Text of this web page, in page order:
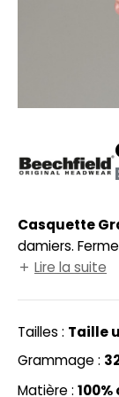
DE SERIE
VISIBILITE
MODULABLES
DE MAISON
IN EUROPE
SI ON L'APPELAIT
HALES
Casquette
damiers.
sérigraphie et
Lire la suite
Tailles : Taille
Grammage :
Matière :